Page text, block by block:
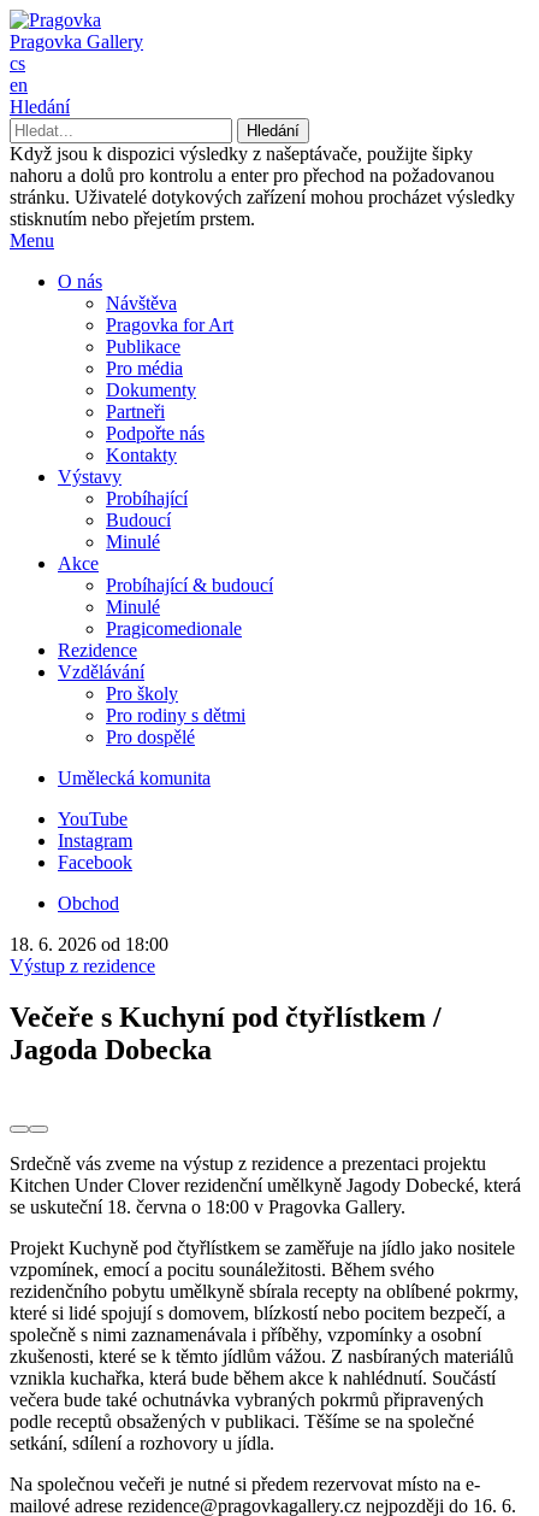
Pragovka Gallery
cs
en
Hledání
Když jsou k dispozici výsledky z našeptávače, použijte šipky
nahoru a dolů pro kontrolu a enter pro přechod na požadovanou
stránku. Uživatelé dotykových zařízení mohou procházet výsledky
stisknutím nebo přejetím prstem.
Menu
O nás
Návštěva
Pragovka for Art
Publikace
Pro média
Dokumenty
Partneři
Podpořte nás
Kontakty
Výstavy
Probíhající
Budoucí
Minulé
Akce
Probíhající & budoucí
Minulé
Pragicomedionale
Rezidence
Vzdělávání
Pro školy
Pro rodiny s dětmi
Pro dospělé
Umělecká komunita
YouTube
Instagram
Facebook
Obchod
18. 6. 2026 od 18:00
Výstup z rezidence
Večeře s Kuchyní pod čtyřlístkem /
Jagoda Dobecka
Srdečně vás zveme na výstup z rezidence a prezentaci projektu
Kitchen Under Clover rezidenční umělkyně Jagody Dobecké, která
se uskuteční 18. června o 18:00 v Pragovka Gallery.
Projekt Kuchyně pod čtyřlístkem se zaměřuje na jídlo jako nositele
vzpomínek, emocí a pocitu sounáležitosti. Během svého
rezidenčního pobytu umělkyně sbírala recepty na oblíbené pokrmy,
které si lidé spojují s domovem, blízkostí nebo pocitem bezpečí, a
společně s nimi zaznamenávala i příběhy, vzpomínky a osobní
zkušenosti, které se k těmto jídlům vážou. Z nasbíraných materiálů
vznikla kuchařka, která bude během akce k nahlédnutí. Součástí
večera bude také ochutnávka vybraných pokrmů připravených
podle receptů obsažených v publikaci. Těšíme se na společné
setkání, sdílení a rozhovory u jídla.
Na společnou večeři je nutné si předem rezervovat místo na e-
mailové adrese rezidence@pragovkagallery.cz nejpozději do 16. 6.